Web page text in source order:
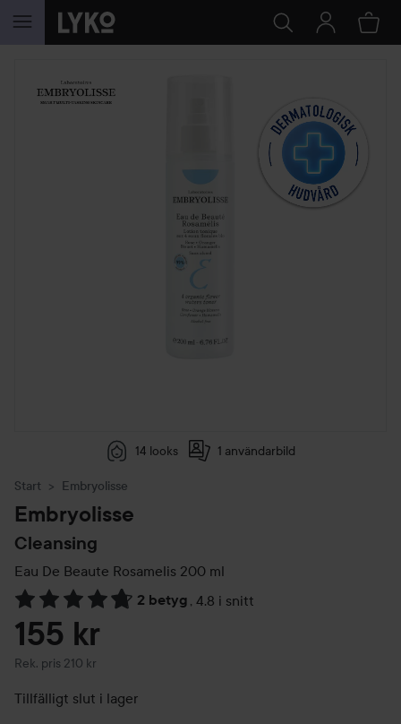
HOPPA TILL INNEHÅLLET
14 looks 1 användarbild
Start Embryolisse
Embryolisse
Cleansing
Eau De Beaute Rosamelis 200 ml
2 betyg , 4.8 i snitt
Hoppa till Betyg & kommentarer
155 kr
Rek. pris 210 kr
Rekommenderat pris 210 kr
Tillfälligt slut i lager